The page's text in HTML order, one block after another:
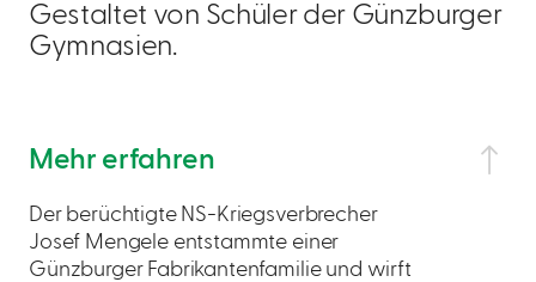
Gestaltet von Schüler der Günzburger
Gymnasien.
Mehr erfahren
Der berüchtigte NS-Kriegsverbrecher
Josef Mengele entstammte einer
Günzburger Fabrikantenfamilie und wirft